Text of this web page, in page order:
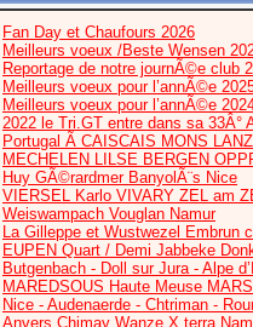
Fan Day et Chaufours 2026
Meilleurs voeux /Beste Wensen
Reportage de notre journÃ©e club
Meilleurs voeux pour l’annÃ©e
Meilleurs voeux pour l’annÃ©e
2022 le Tri.GT entre dans sa 33Â°
Portugal Ã CAISCAIS MONS
MECHELEN LILSE BERGEN
Huy GÃ©rardmer BanyolÃ¨s Nice
VIERSEL Karlo VIVARY ZEL am
Weiswampach Vouglan Namur
La Gilleppe et Wustwezel Embrun
EUPEN Quart / Demi Jabbeke
Butgenbach - Doll sur Jura - Alpe
MAREDSOUS Haute Meuse
Nice - Audenaerde - Chtriman -
Anvers Chimay Wanze X terra